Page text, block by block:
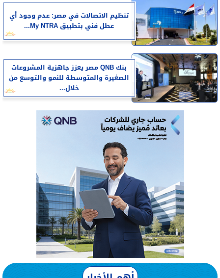
تنظيم الاتصالات في مصر: عدم وجود أي
عطل فني بتطبيق My NTRA...
بنك QNB مصر يعزز جاهزية المشروعات
الصغيرة والمتوسطة للنمو والتوسع من
خلال...